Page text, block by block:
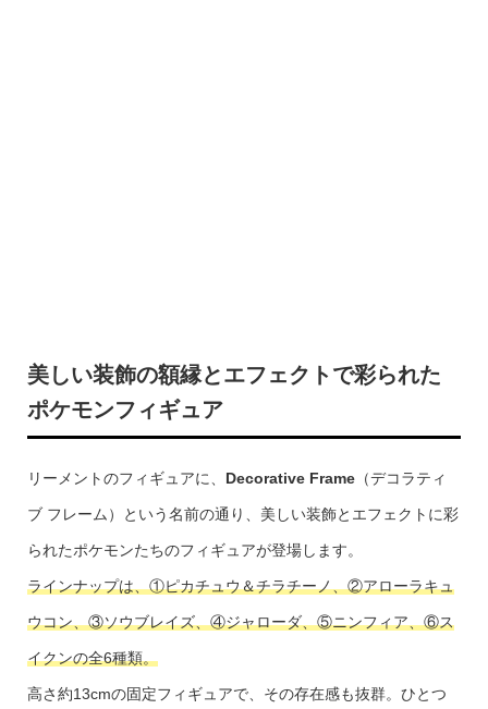
美しい装飾の額縁とエフェクトで彩られた
ポケモンフィギュア
リーメントのフィギュアに、 Decorative Frame（デコラティ
ブ フレーム）という名前の通り、美しい装飾とエフェクトに彩
られたポケモンたちのフィギュアが登場します。
ラインナップは、①ピカチュウ＆チラチーノ、②アローラキュ
ウコン、③ソウブレイズ、④ジャローダ、⑤ニンフィア、⑥ス
イクンの全6種類。
高さ約13cmの固定フィギュアで、その存在感も抜群。ひとつ